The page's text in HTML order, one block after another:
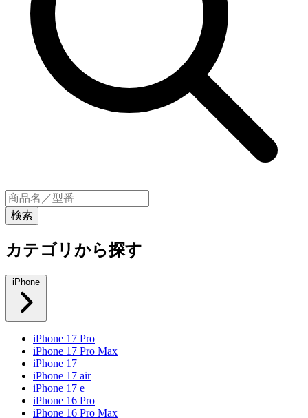
カテゴリから探す
iPhone
iPhone 17 Pro
iPhone 17 Pro Max
iPhone 17
iPhone 17 air
iPhone 17 e
iPhone 16 Pro
iPhone 16 Pro Max